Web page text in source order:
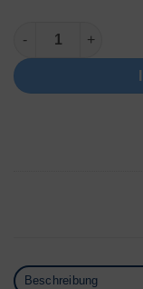
C150RE Menge
Beschreibung